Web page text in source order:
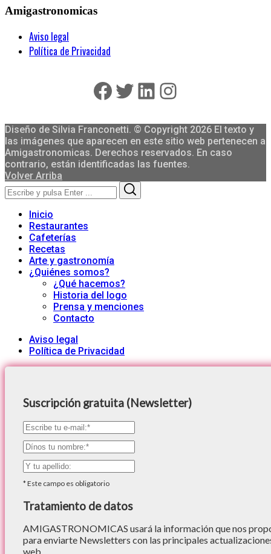
Amigastronomicas
Aviso legal
Política de Privacidad
Facebook
Twitter
LinkedIn
Instagram
Diseño de Silvia Franconetti. © Copyright 2026 El texto y
las imágenes que aparecen en este sitio web pertenecen a
Amigastronomicas. Derechos reservados. En caso
contrario, están identificadas las fuentes.
Volver Arriba
Search
for:
Inicio
Restaurantes
Cafeterías
Recetas
Arte y gastronomía
¿Quiénes somos?
¿Qué hacemos?
Historia del logo
Prensa y menciones
Contacto
Aviso legal
Política de Privacidad
Suscripción gratuita (Newsletter)
*Este campo es obligatorio
Tratamiento de datos
AMIGASTRONOMICAS usará la información que nos
para enviarte Newsletters con las principales
web.